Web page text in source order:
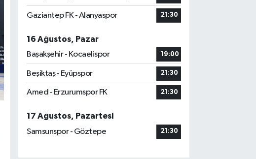
Gaziantep FK - Alanyaspor 21:30
16 Ağustos, Pazar
Başakşehir - Kocaelispor
19:00
Beşiktaş - Eyüpspor 21:30
Amed - Erzurumspor FK 21:30
17 Ağustos, Pazartesi
Samsunspor - Göztepe
21:30